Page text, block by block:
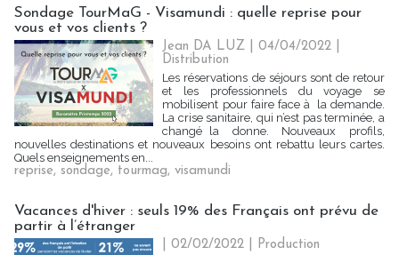
Sondage TourMaG - Visamundi : quelle reprise pour
vous et vos clients ?
Jean DA LUZ | 04/04/2022
Distribution
Les réservations de séjours sont de retour
et les professionnels du voyage se
mobilisent pour faire face à la demande.
La crise sanitaire, qui n’est pas terminée, a
changé la donne. Nouveaux profils,
nouvelles destinations et nouveaux besoins ont rebattu leurs cartes.
Quels enseignements en...
reprise, sondage, tourmag, visamundi
Vacances d'hiver : seuls 19% des Français ont prévu de
partir à l’étranger
| 02/02/2022
Production